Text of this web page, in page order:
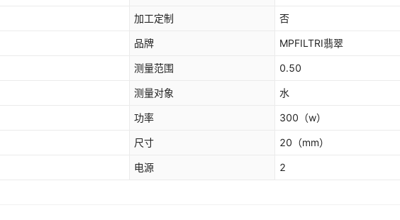
加工定制 否
品牌 MPFILTRI翡翠
测量范围 0.50
测量对象 水
功率 300 （w）
尺寸 20 （mm）
电源 2